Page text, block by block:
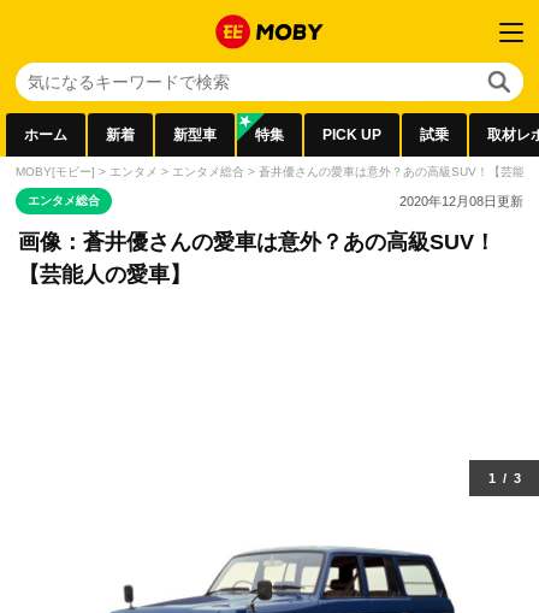
ホーム 新着 新型車 特集 PICK UP 試乗 取材レ
MOBY[モビー] > エンタメ > エンタメ総合 > 蒼井優さんの愛車は意外？あの高級SUV！【芸能
エンタメ総合 2020年12月08日更新
画像：蒼井優さんの愛車は意外？あの高級SUV！
【芸能人の愛車】
1 / 3